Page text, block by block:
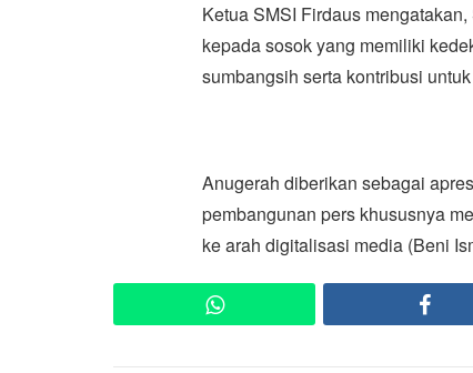
Ketua SMSI Firdaus
kepada sosok yang memiliki
sumbangsih serta kontribusi
Anugerah diberikan sebagai
pembangunan pers khususnya
ke arah digitalisasi media (Beni